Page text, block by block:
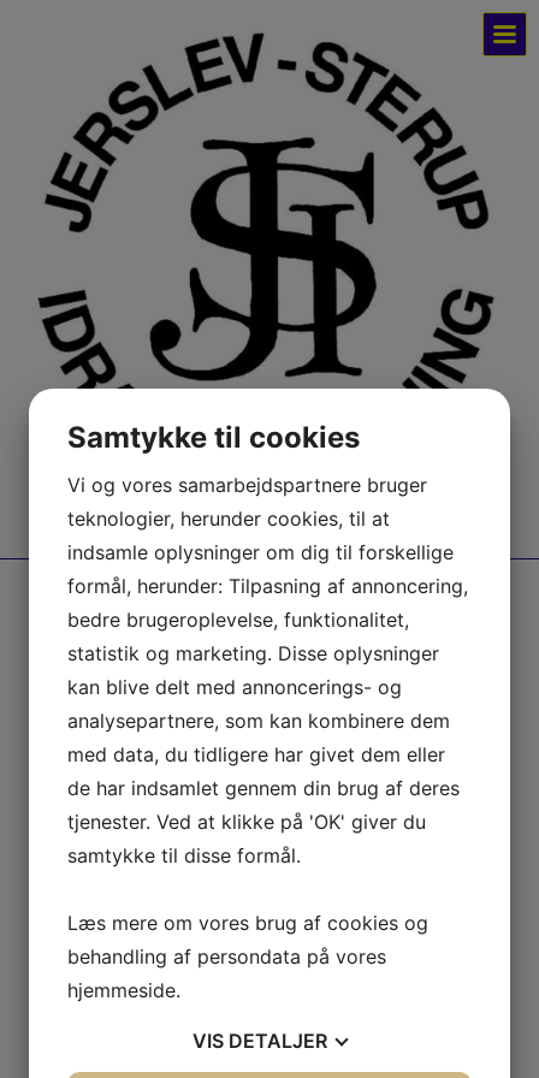
Jerslev-Sterup Idrætsforening
Grundskabelon 3 zoner
Hjertestarter JSI
Samtykke til cookies
Vi og vores samarbejdspartnere bruger
teknologier, herunder cookies, til at
indsamle oplysninger om dig til forskellige
formål, herunder: Tilpasning af annoncering,
bedre brugeroplevelse, funktionalitet,
statistik og marketing. Disse oplysninger
kan blive delt med annoncerings- og
analysepartnere, som kan kombinere dem
med data, du tidligere har givet dem eller
de har indsamlet gennem din brug af deres
tjenester. Ved at klikke på 'OK' giver du
samtykke til disse formål.
Læs mere om vores brug af cookies og
behandling af persondata på vores
hjemmeside.
VIS DETALJER